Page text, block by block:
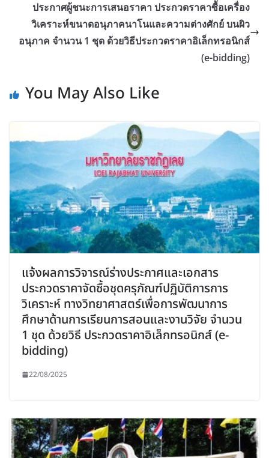
ประกาศผู้ชนะการเสนอราคา ประกวดราคาซื้อเครื่อง
วิเคราะห์ขนาดอนุภาคนาโนและความต่างศักย์ บนผิว
อนุภาค จำนวน 1 ชุด ด้วยวิธีประกวดราคาอิเล็กทรอนิกส์
(e-bidding)
You May Also Like
แจ้งผลการวิจารณ์ร่างประกาศและเอกสาร
ประกวดราคาจัดซื้อชุดครุภัณฑ์ปฏิบัติการการ
วิเคราะห์ ทางวิทยาศาสตร์เพื่อการพัฒนาการ
ศึกษาด้านการเรียนการสอนและงานวิจัย จำนวน
1 ชุด ด้วยวิธี ประกวดราคาอิเล็กทรอนิกส์ (e-
bidding)
22/08/2025